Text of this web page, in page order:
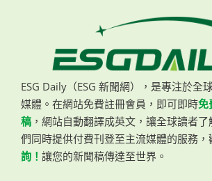
ESG Daily（ESG 新聞網），是專注於全
媒體。在網站免費註冊會員，即可即時免
稿 ，網站自動翻譯成英文，讓全球讀者
們同時提供付費刊登至主流媒體的服務，
詢！ 讓您的新聞稿傳達至世界。